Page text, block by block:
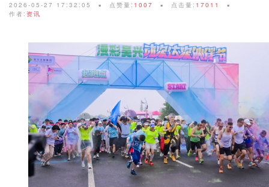
2026-05-27 17:32:05 点赞量: 1007 点击量: 17011
作者: 资讯